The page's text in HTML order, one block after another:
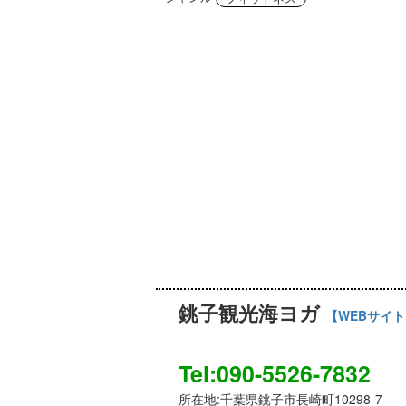
銚子観光海ヨガ 【WEBサイ
Tel:090-5526-7832
所在地:千葉県銚子市長崎町10298-7